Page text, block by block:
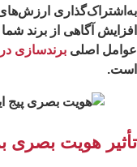
ارزش‌های
آگاهی از برند شما
اصلی برندسازی در
هویت بصری